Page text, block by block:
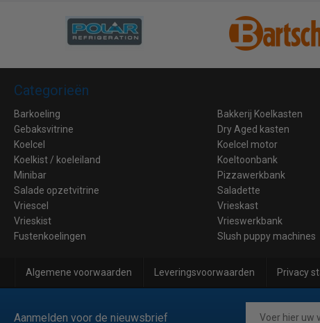
Categorieën
Barkoeling Bakkerij Koelkasten
Gebaksvitrine
Dry Aged kasten
Koelcel
Koelcel motor
Koelkist / koeleiland
Koeltoonbank
Minibar
Pizzawerkbank
Salade opzetvitrine
Saladette
Vriescel
Vrieskast
Vrieskist
Vrieswerkbank
Fustenkoelingen
Slush puppy machines
Algemene voorwaarden Leveringsvoorwaarden Privacy
Aanmelden voor de nieuwsbrief